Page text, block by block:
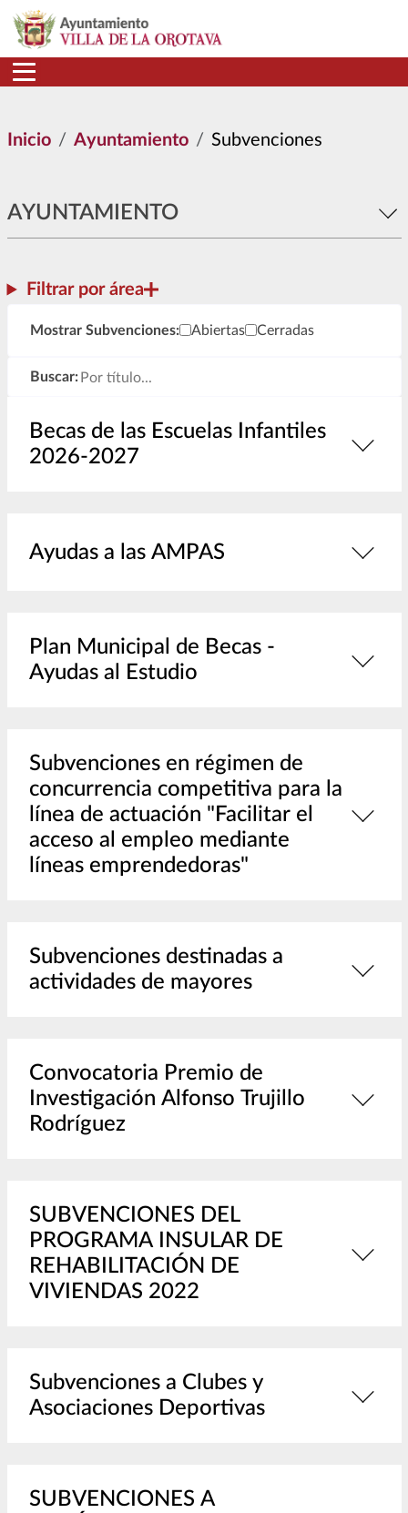
Pasar al contenido principal
Inicio Ayuntamiento Subvenciones
AYUNTAMIENTO
Filtrar por área
Abiertas Cerradas
Mostrar Subvenciones:
Buscar:
Becas de las Escuelas Infantiles
2026-2027
Ayudas a las AMPAS
Plan Municipal de Becas -
Ayudas al Estudio
Subvenciones en régimen de
concurrencia competitiva para la
línea de actuación "Facilitar el
acceso al empleo mediante
líneas emprendedoras"
Subvenciones destinadas a
actividades de mayores
Convocatoria Premio de
Investigación Alfonso Trujillo
Rodríguez
SUBVENCIONES DEL
PROGRAMA INSULAR DE
REHABILITACIÓN DE
VIVIENDAS 2022
Subvenciones a Clubes y
Asociaciones Deportivas
SUBVENCIONES A